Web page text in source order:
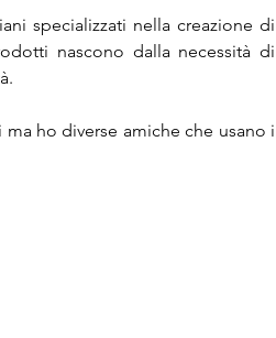
specializzati nella creazione di
nascono dalla necessità di
ho diverse amiche che usano i